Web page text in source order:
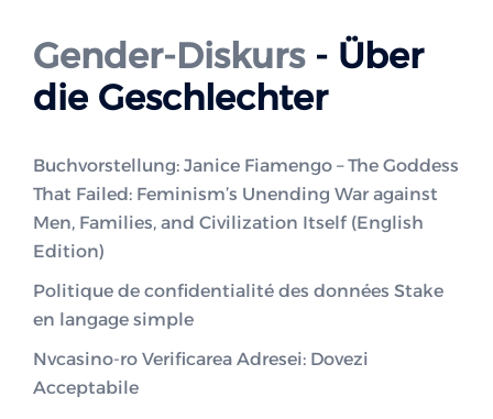
Gender-Diskurs- Über
die Geschlechter
Buchvorstellung: Janice Fiamengo – The Goddess
That Failed: Feminism’s Unending War against
Men, Families, and Civilization Itself (English
Edition)
Politique de confidentialité des données Stake
en langage simple
Nvcasino-ro Verificarea Adresei: Dovezi
Acceptabile